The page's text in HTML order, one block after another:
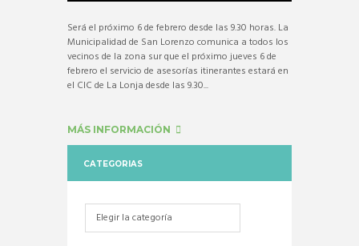
Será el próximo 6 de febrero desde las 9.30 horas. La
Municipalidad de San Lorenzo comunica a todos los
vecinos de la zona sur que el próximo jueves 6 de
febrero el servicio de asesorías itinerantes estará en
el CIC de La Lonja desde las 9.30...
MÁS INFORMACIÓN
CATEGORIAS
Categorias